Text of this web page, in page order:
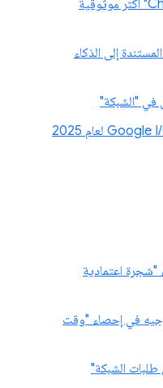
"أدوات مطوّري البرامج في Chrome" أكثر موثوقية
إلى الذكاء
في "الشبكة"
"شجرة اعتمادية
في إحصاء "وقت
الشبكة"